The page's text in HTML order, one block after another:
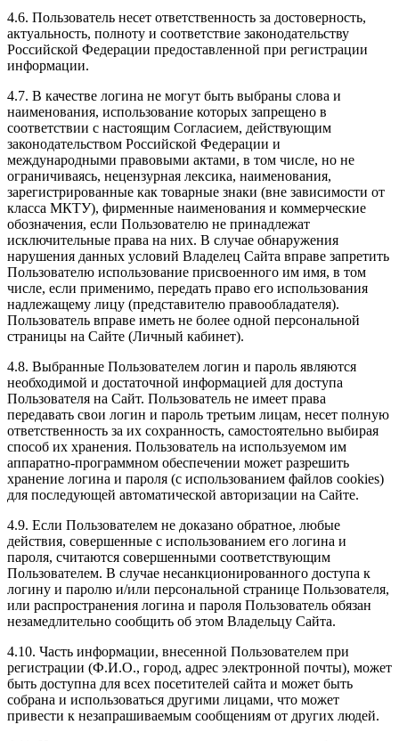
4.6. Пользователь несет ответственность за достоверность,
актуальность, полноту и соответствие законодательству
Российской Федерации предоставленной при регистрации
информации.
4.7. В качестве логина не могут быть выбраны слова и
наименования, использование которых запрещено в
соответствии с настоящим Согласием, действующим
законодательством Российской Федерации и
международными правовыми актами, в том числе, но не
ограничиваясь, нецензурная лексика, наименования,
зарегистрированные как товарные знаки (вне зависимости от
класса МКТУ), фирменные наименования и коммерческие
обозначения, если Пользователю не принадлежат
исключительные права на них. В случае обнаружения
нарушения данных условий Владелец Сайта вправе запретить
Пользователю использование присвоенного им имя, в том
числе, если применимо, передать право его использования
надлежащему лицу (представителю правообладателя).
Пользователь вправе иметь не более одной персональной
страницы на Сайте (Личный кабинет).
4.8. Выбранные Пользователем логин и пароль являются
необходимой и достаточной информацией для доступа
Пользователя на Сайт. Пользователь не имеет права
передавать свои логин и пароль третьим лицам, несет полную
ответственность за их сохранность, самостоятельно выбирая
способ их хранения. Пользователь на используемом им
аппаратно-программном обеспечении может разрешить
хранение логина и пароля (с использованием файлов cookies)
для последующей автоматической авторизации на Сайте.
4.9. Если Пользователем не доказано обратное, любые
действия, совершенные с использованием его логина и
пароля, считаются совершенными соответствующим
Пользователем. В случае несанкционированного доступа к
логину и паролю и/или персональной странице Пользователя,
или распространения логина и пароля Пользователь обязан
незамедлительно сообщить об этом Владельцу Сайта.
4.10. Часть информации, внесенной Пользователем при
регистрации (Ф.И.О., город, адрес электронной почты), может
быть доступна для всех посетителей сайта и может быть
собрана и использоваться другими лицами, что может
привести к незапрашиваемым сообщениям от других людей.